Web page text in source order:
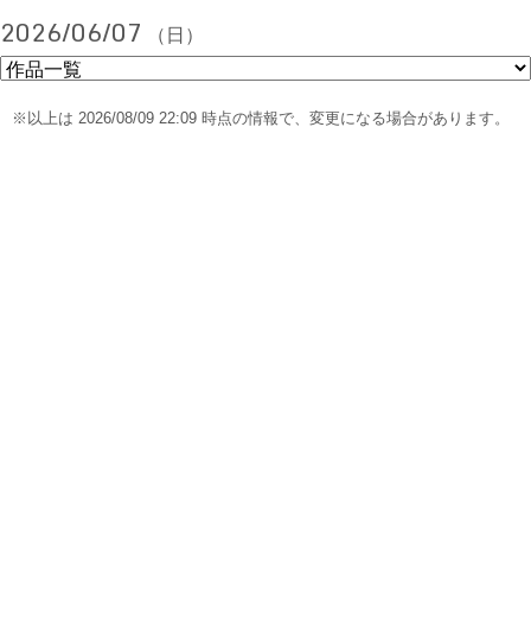
2026/06/07 （日）
※以上は 2026/08/09 22:09 時点の情報で、変更になる場合があります。